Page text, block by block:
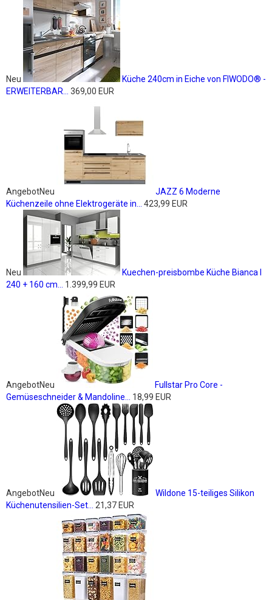
Neu
Küche 240cm in Eiche von FIWODO® -
ERWEITERBAR...
369,00 EUR
AngebotNeu
JAZZ 6 Moderne
Küchenzeile ohne Elektrogeräte in...
423,99 EUR
Neu
Kuechen-preisbombe Küche Bianca I
240 + 160 cm...
1.399,99 EUR
AngebotNeu
Fullstar Pro Core -
Gemüseschneider & Mandoline...
18,99 EUR
AngebotNeu
Wildone 15-teiliges Silikon
Küchenutensilien-Set...
21,37 EUR